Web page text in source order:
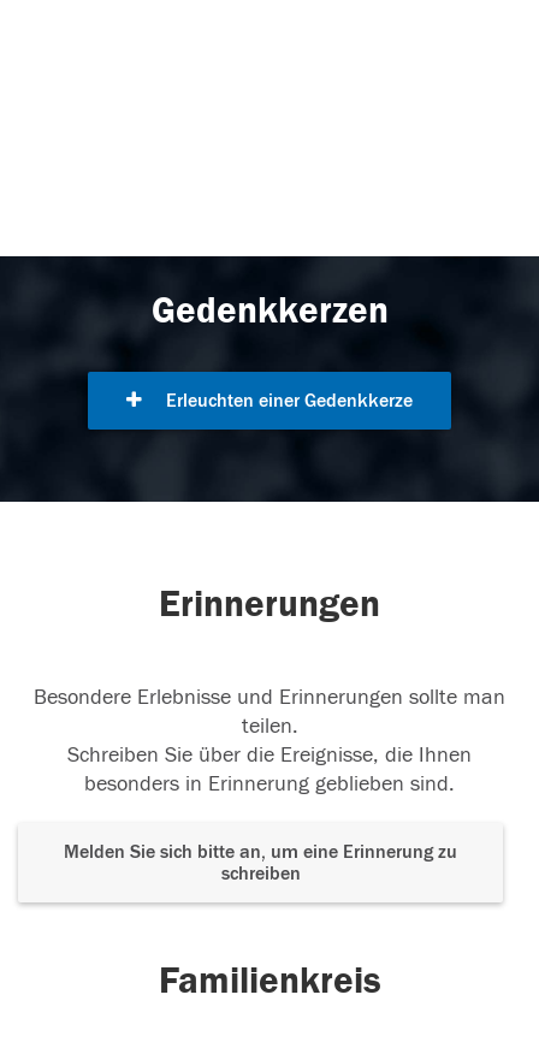
Gedenkkerzen
Erleuchten einer Gedenkkerze
Erinnerungen
Besondere Erlebnisse und Erinnerungen sollte man
teilen.
Schreiben Sie über die Ereignisse, die Ihnen
besonders in Erinnerung geblieben sind.
Melden Sie sich bitte an, um eine Erinnerung zu
schreiben
Familienkreis